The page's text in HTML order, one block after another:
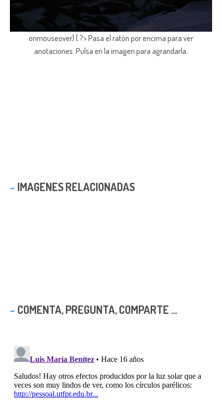
onmouseover) { ?> Pasa el ratón por encima para ver
anotaciones. Pulsa en la imagen para agrandarla.
IMAGENES RELACIONADAS
COMENTA, PREGUNTA, COMPARTE ...